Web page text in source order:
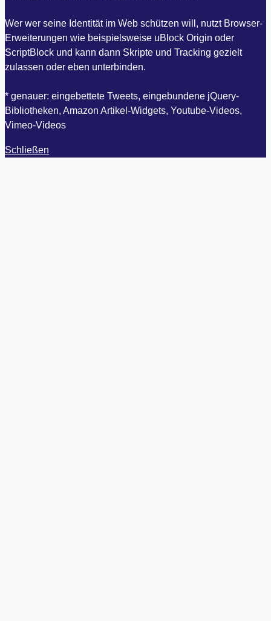
Wer wer seine Identität im Web schützen will, nutzt Browser-
Erweiterungen wie beispielsweise uBlock Origin oder
ScriptBlock und kann dann Skripte und Tracking gezielt
zulassen oder eben unterbinden.
* genauer: eingebettete Tweets, eingebundene jQuery-
Bibliotheken, Amazon Artikel-Widgets, Youtube-Videos,
Vimeo-Videos
Schließen